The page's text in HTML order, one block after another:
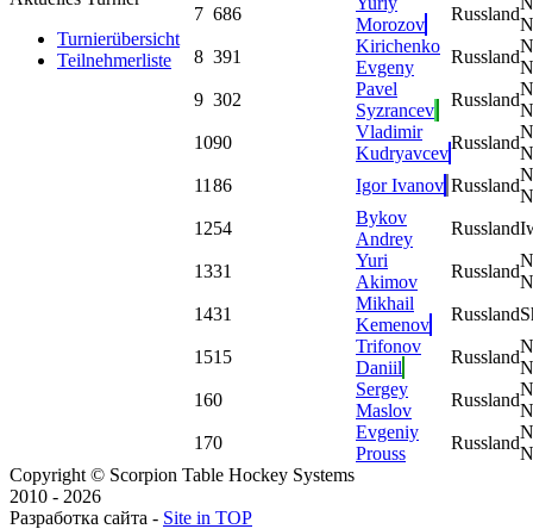
Turnierübersicht
Teilnehmerliste
7 686
Morozov
Russland
8 391
Kirichenko
Evgeny
Russland
9 302
Pavel
Syzrancev
Russland
1090
Vladimir
Kudryavcev
Russland
11 86 Igor Ivanov Russland
1254
Bykov
Andrey
Russland
1331
Yuri
Akimov
Russland
1431
Mikhail
Kemenov
Russland
1515
Trifonov
Daniil
Russland
160
Sergey
Maslov
Russland
170
Evgeniy
Prouss
Russland
Copyright © Scorpion Table Hockey Systems
2010 - 2026
Разработка сайта - Site in TOP